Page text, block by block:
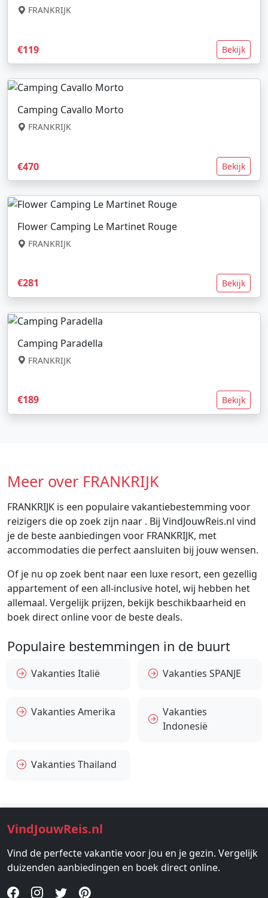
FRANKRIJK
€119 Bekijk
Camping Cavallo Morto
FRANKRIJK
€470 Bekijk
Flower Camping Le Martinet Rouge
FRANKRIJK
€281 Bekijk
Camping Paradella
FRANKRIJK
€189 Bekijk
Meer over FRANKRIJK
FRANKRIJK is een populaire vakantiebestemming voor
reizigers die op zoek zijn naar . Bij VindJouwReis.nl vind
je de beste aanbiedingen voor FRANKRIJK, met
accommodaties die perfect aansluiten bij jouw wensen.
Of je nu op zoek bent naar een luxe resort, een gezellig
appartement of een all-inclusive hotel, wij hebben het
allemaal. Vergelijk prijzen, bekijk beschikbaarheid en
boek direct online voor de beste deals.
Populaire bestemmingen in de buurt
Vakanties Italië Vakanties SPANJE
Vakanties Amerika
Vakanties
Indonesië
Vakanties Thailand
VindJouwReis.nl
Vind de perfecte vakantie voor jou en je gezin. Vergelijk
duizenden aanbiedingen en boek direct online.